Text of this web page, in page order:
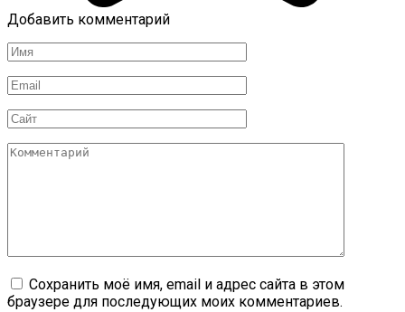
Добавить комментарий
Имя
Email
Сайт
Комментарий
Сохранить моё имя, email и адрес сайта в этом
браузере для последующих моих комментариев.